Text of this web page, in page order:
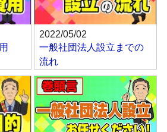
2022/05/02
一般社団法人設立までの
流れ